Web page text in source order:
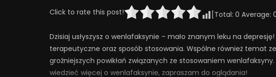
Click to rate this post! [Total: 0 Average:
Dzisiaj usłyszysz o wenlafaksynie – mało znanym leku na
terapeutyczne oraz sposób stosowania. Wspólne również temat
groźniejszych powikłań związanych ze stosowaniem
wiedzieć więcej o wenlafaksynie, zapraszam do oglądania!